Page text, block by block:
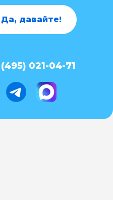
Да, давайте!
021-04-71